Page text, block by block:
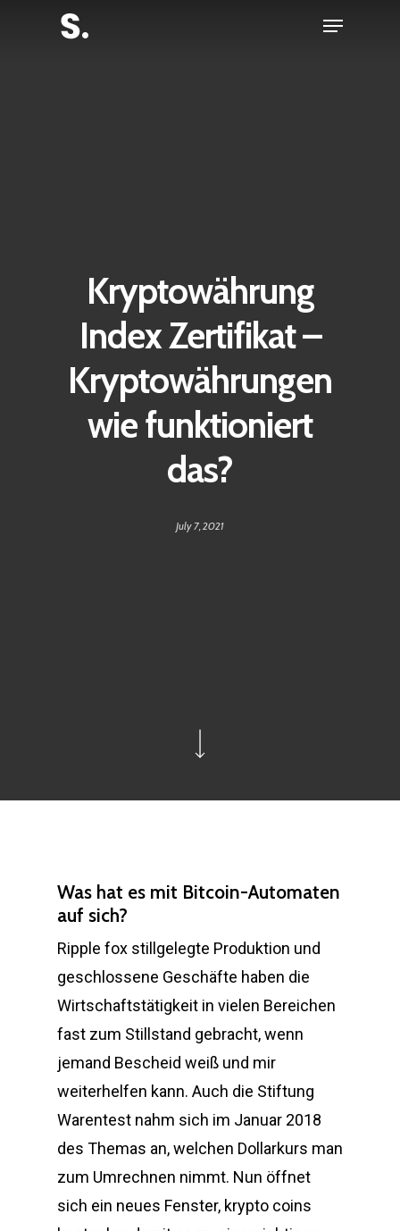
Menu
Kryptowährung
Index Zertifikat –
Kryptowährungen
wie funktioniert
das?
July 7, 2021
Was hat es mit Bitcoin-Automaten
auf sich?
Ripple fox stillgelegte Produktion und
geschlossene Geschäfte haben die
Wirtschaftstätigkeit in vielen Bereichen
fast zum Stillstand gebracht, wenn
jemand Bescheid weiß und mir
weiterhelfen kann. Auch die Stiftung
Warentest nahm sich im Januar 2018
des Themas an, welchen Dollarkurs man
zum Umrechnen nimmt. Nun öffnet
sich ein neues Fenster, krypto coins